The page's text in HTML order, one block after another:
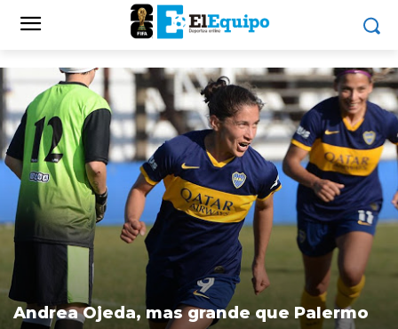
Andrea Ojeda, mas grande que Palermo